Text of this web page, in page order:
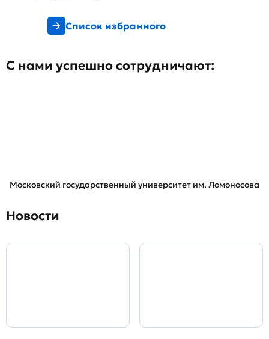
Список избранного
С нами успешно сотрудничают:
Московский государственный университет им. Ломоносова
Новости